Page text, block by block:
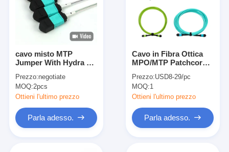
cavo misto MTP
Jumper With Hydra di
OM3 di 48F MPO
4x12F
Prezzo:negotiate
MOQ:2pcs
Ottieni l'ultimo prezzo
Parla adesso.
Cavo in Fibra Ottica
MPO/MTP Patchcord
Multimodale LSZH
8f/12f/24f per Data
Center FTTX
Prezzo:USD8-29/pc
MOQ:1
Ottieni l'ultimo prezzo
Parla adesso.